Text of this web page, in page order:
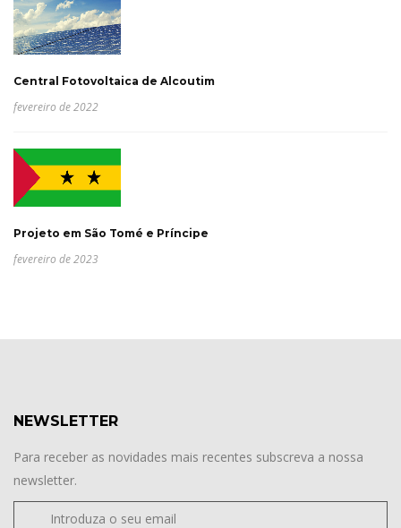
Central Fotovoltaica de Alcoutim
fevereiro de 2022
Projeto em São Tomé e Príncipe
fevereiro de 2023
NEWSLETTER
Para receber as novidades mais recentes subscreva a nossa
newsletter.